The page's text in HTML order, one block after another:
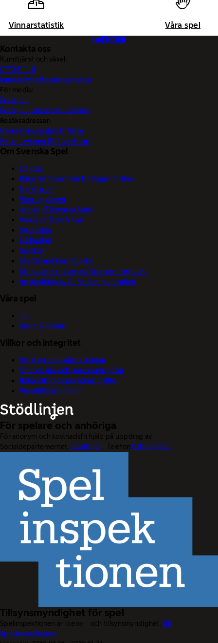
Vinnarstatistik Våra spel
Kontakta oss
Kundtjänst och växel:
0770-11 11 11
kundservice@svenskaspel.se
För media:
Pressjour
Pressjour vinster och vinnare
Besöksadresser:
Norra Hansegatan 17, Visby
Katarinavägen 15, Stockholm
Om Svenska Spel
Om oss
Börja sälja spel eller bli Vegaspartner
Nyhetsrum
Våra logotyper
Jobba på Svenska Spel
Vanliga frågor & svar
Sponsring
Hållbarhet
Spelkoll
Skydd mot bedrägerier
Så motverkar Svenska Spel penningtvätt
Användning av AI för kommunikation
Våra spel
Tur
Sport & Casino
Villkor och integritet
Välj dina cookieinställningar
Om cookies och personuppgifter
Behandling av personuppgifter
Visselblåsarfunktion
För spelare och anhöriga
För anonym och kostnadsfri hjälp på uppdrag av
Socialdepartementet. Stödlinjen. Telefon020-81 91 00.
Tillsynsmyndighet för spel
Spelinspektionen är licens- och tillsynsmyndighet.Till
Spelinspektionen.